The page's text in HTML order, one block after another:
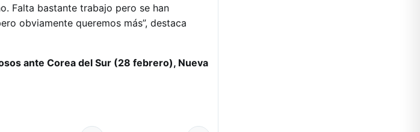
Falta bastante trabajo pero se han
obviamente queremos más”, destaca
ante Corea del Sur (28 febrero), Nueva